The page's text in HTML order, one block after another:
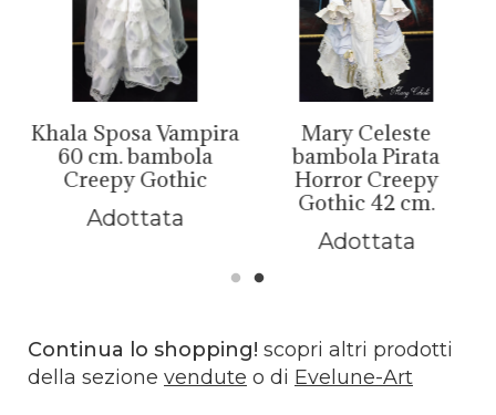
Khala Sposa Vampira
60 cm. bambola
Creepy Gothic
Adottata
Mary Celeste
bambola Pirata
Horror Creepy
Gothic 42 cm.
Adottata
Continua lo shopping! scopri altri prodotti
della sezione vendute o di Evelune-Art